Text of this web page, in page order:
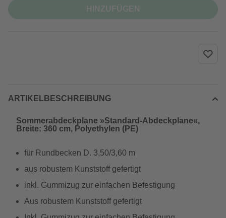
ARTIKELBESCHREIBUNG
Sommerabdeckplane »Standard-Abdeckplane«,
Breite: 360 cm, Polyethylen (PE)
für Rundbecken D. 3,50/3,60 m
aus robustem Kunststoff gefertigt
inkl. Gummizug zur einfachen Befestigung
Aus robustem Kunststoff gefertigt